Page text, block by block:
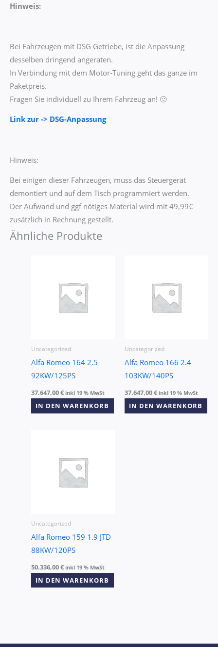
Hinweis:
Bei Fahrzeugen mit DSG Getriebe, ist die Anpassung
desselben dringend angeraten.
In Verbindung mit dem Motor-Tuning geht das ganze im
Paketpreis.
Fragen Sie individuell zu Ihrem Fahrzeug an! 🙂
Link zur -> DSG-Anpassung
Hinweis:
Bei einigen dieser Fahrzeugen, muss das Steuergerät
demontiert und auf dem Tisch programmiert werden.
Der Aufwand und ggf nötiges Material wird mit 49,99€
zusätzlich in Rechnung gestellt.
Ähnliche Produkte
Uncategorized
Alfa Romeo 164 2.5
92KW/125PS
37.647,00€ inkl 19 % MwSt
IN DEN WARENKORB
Uncategorized
Alfa Romeo 166 2.4
103KW/140PS
37.647,00€ inkl 19 % MwSt
IN DEN WARENKORB
Uncategorized
Alfa Romeo 159 1.9 JTD
88KW/120PS
50.336,00€ inkl 19 % MwSt
IN DEN WARENKORB